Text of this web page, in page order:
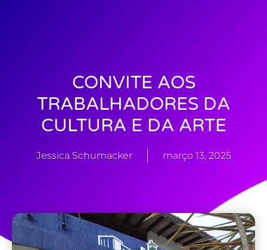
CONVITE AOS
TRABALHADORES DA
CULTURA E DA ARTE
Jessica Schumacker março 13, 2025